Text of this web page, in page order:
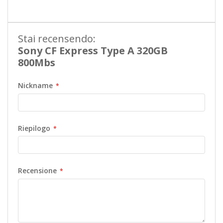
Stai recensendo:
Sony CF Express Type A 320GB
800Mbs
Nickname
Riepilogo
Recensione